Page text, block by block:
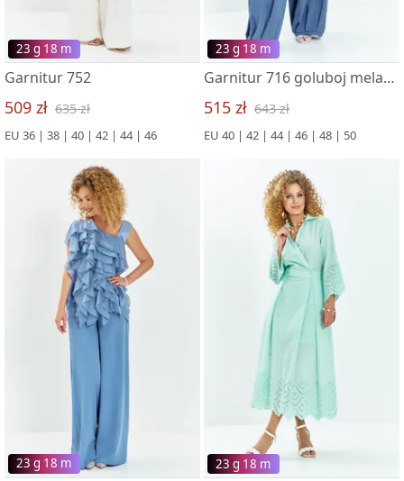
23 g 18 m
Garnitur 752
509 zł 635 zł
EU 36 | 38 | 40 | 42 | 44 | 46
23 g 18 m
Garnitur 716 goluboj melanzh
515 zł 643 zł
EU 40 | 42 | 44 | 46 | 48 | 50
23 g 18 m 23 g 18 m